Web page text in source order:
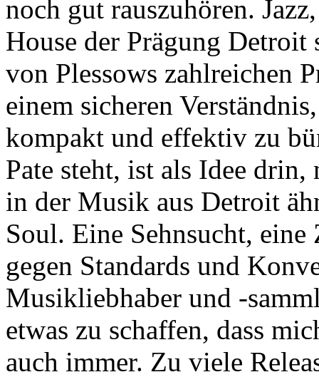
noch gut rauszuhören.
House der Prägung
von Plessows zahlreichen
einem sicheren
kompakt und effektiv zu
Pate steht, ist als Idee
in der Musik aus Detroit
Soul. Eine Sehnsucht,
gegen Standards und
Musikliebhaber und -
etwas zu schaffen, dass
auch immer. Zu viele